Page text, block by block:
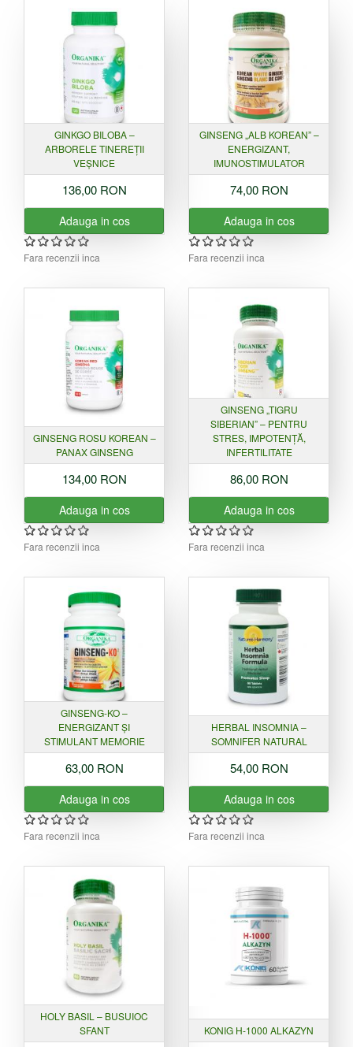
GINKGO BILOBA –
ARBORELE TINEREȚII
VEȘNICE
136,00 RON
Adauga in cos
Fara recenzii inca
GINSENG „ALB KOREAN” –
ENERGIZANT,
IMUNOSTIMULATOR
74,00 RON
Adauga in cos
Fara recenzii inca
GINSENG ROSU KOREAN –
PANAX GINSENG
134,00 RON
Adauga in cos
Fara recenzii inca
GINSENG „TIGRU
SIBERIAN” – PENTRU
STRES, IMPOTENȚĂ,
INFERTILITATE
86,00 RON
Adauga in cos
Fara recenzii inca
GINSENG-KO –
ENERGIZANT ȘI
STIMULANT MEMORIE
63,00 RON
Adauga in cos
Fara recenzii inca
HERBAL INSOMNIA –
SOMNIFER NATURAL
54,00 RON
Adauga in cos
Fara recenzii inca
HOLY BASIL – BUSUIOC
SFANT
KONIG H-1000 ALKAZYN